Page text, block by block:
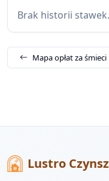
Brak historii stawek.
Mapa opłat za śmieci
Lustro